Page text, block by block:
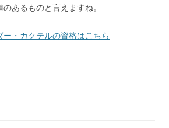
あるものと言えますね。
・カクテルの資格はこちら